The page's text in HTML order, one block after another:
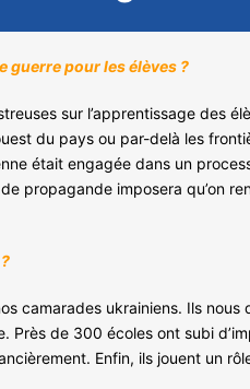
guerre pour les élèves ?
sur l’apprentissage des
du pays ou par-delà les
était engagée dans un
propagande imposera qu’on
camarades ukrainiens. Ils
Près de 300 écoles ont subi
Enfin, ils jouent un